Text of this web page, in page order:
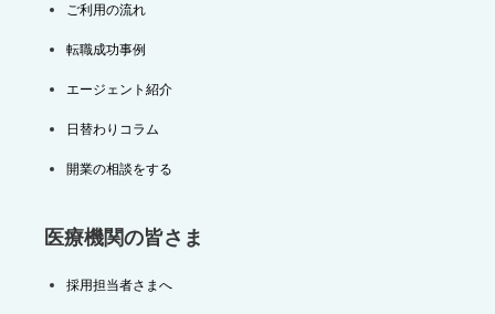
ご利用の流れ
転職成功事例
エージェント紹介
日替わりコラム
開業の相談をする
医療機関の皆さま
採用担当者さまへ